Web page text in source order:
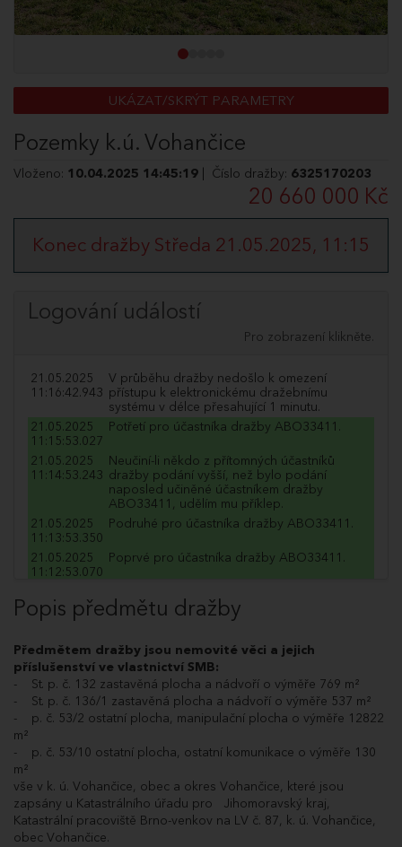
UKÁZAT/SKRÝT PARAMETRY
Pozemky k.ú. Vohančice
Vloženo: 10.04.2025 14:45:19 | Číslo dražby: 6325170203
20 660 000 Kč
Konec dražby Středa 21.05.2025, 11:15
Logování událostí
Pro zobrazení klikněte.
21.05.2025
11:16:42.943
V průběhu dražby nedošlo k omezení
přístupu k elektronickému dražebnímu
systému v délce přesahující 1 minutu.
21.05.2025
11:15:53.027
Potřetí pro účastníka dražby ABO33411.
21.05.2025
11:14:53.243
Neučiní-li někdo z přítomných účastníků
dražby podání vyšší, než bylo podání
naposled učiněné účastníkem dražby
ABO33411, udělím mu příklep.
21.05.2025
11:13:53.350
Podruhé pro účastníka dražby ABO33411.
21.05.2025
11:12:53.070
Poprvé pro účastníka dražby ABO33411.
11:12:53.007 ve výši 50 000 Kč a navýšil nabídnutou cenu
na 20 660 000 Kč.
11:12:33.697
21.05.2025
11:12:33.620
Dražitel WJU27677 podal příhoz do dražby
ve výši 100 000 Kč a navýšil nabídnutou cenu
na 20 610 000 Kč.
21.05.2025
Neučiní-li někdo z přítomných účastníků
naposled učiněné účastníkem dražby
21.05.2025
11:11:28.807
Podruhé pro účastníka dražby ABO33411.
21.05.2025
11:10:28.790
Poprvé pro účastníka dražby ABO33411.
Popis předmětu dražby
Předmětem dražby jsou nemovité věci a jejich
příslušenství ve vlastnictví SMB:
- St. p. č. 132 zastavěná plocha a nádvoří o výměře 769 m²
- St. p. č. 136/1 zastavěná plocha a nádvoří o výměře 537 m²
- p. č. 53/2 ostatní plocha, manipulační plocha o výměře 12822
m²
- p. č. 53/10 ostatní plocha, ostatní komunikace o výměře 130
m²
vše v k. ú. Vohančice, obec a okres Vohančice, které jsou
zapsány u Katastrálního úřadu pro Jihomoravský kraj,
Katastrální pracoviště Brno-venkov na LV č. 87, k. ú. Vohančice,
obec Vohančice.